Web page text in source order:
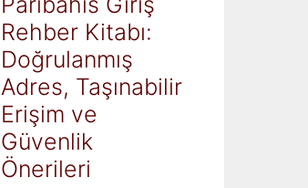
Rehber Kitabı:
Doğrulanmış
Adres, Taşınabilir
Erişim ve
Güvenlik
Önerileri